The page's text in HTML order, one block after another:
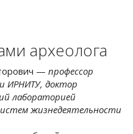
археолога
—профессор
ИРНИТУ, доктор
лабораторией
жизнедеятельности
побывайте на
Вы получите